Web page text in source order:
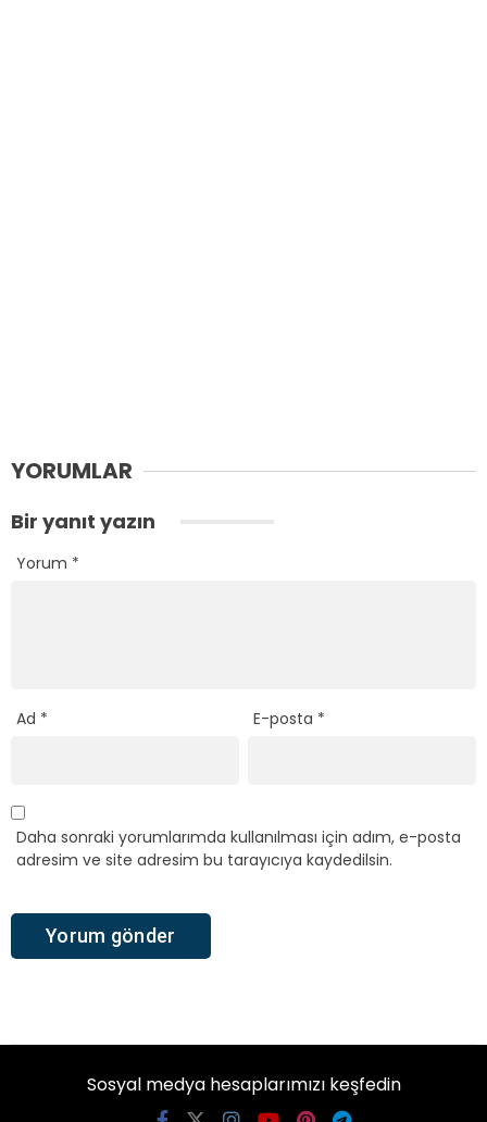
YORUMLAR
Bir yanıt yazın
Yorum *
Ad * E-posta *
Daha sonraki yorumlarımda kullanılması için adım, e-posta
adresim ve site adresim bu tarayıcıya kaydedilsin.
Sosyal medya hesaplarımızı keşfedin